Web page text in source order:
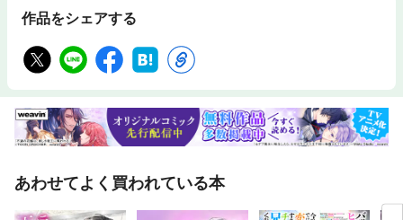
作品をシェアする
あわせてよく買われている本